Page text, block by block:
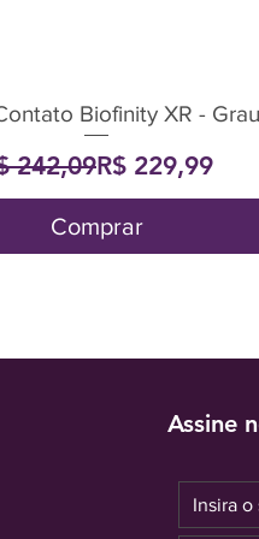
Visualização rápida
Biofinity XR -
Preço normal
242,09Preço
R$ 229,99
Comprar
Assine